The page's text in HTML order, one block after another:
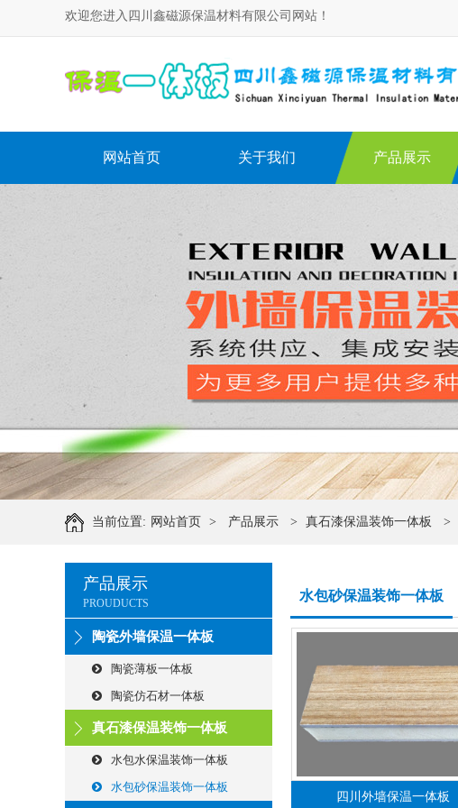
欢迎您进入四川鑫磁源保温材料有限公司网站！
网站首页 关于我们 产品展示
当前位置: 网站首页 > 产品展示 > 真石漆保温装饰一体板 >
产品展示
PROUDUCTS
陶瓷外墙保温一体板
陶瓷薄板一体板
陶瓷仿石材一体板
真石漆保温装饰一体板
水包水保温装饰一体板
水包砂保温装饰一体板
水包砂保温装饰一体板
四川外墙保温一体板